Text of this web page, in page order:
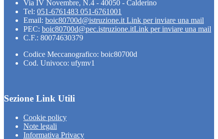
Via IV Novembre, N.4 - 40050 - Calderino
Tel: 051-6761483 051-6761001
Email: boic80700d@istruzione.it Link per inviare una mail
PEC: boic80700d@pec.istruzione.itLink per inviare una mail
C.F.: 80074630379
Codice Meccanografico: boic80700d
Cod. Univoco: ufymv1
Sezione Link Utili
Cookie policy
Note legali
Informativa Privacy